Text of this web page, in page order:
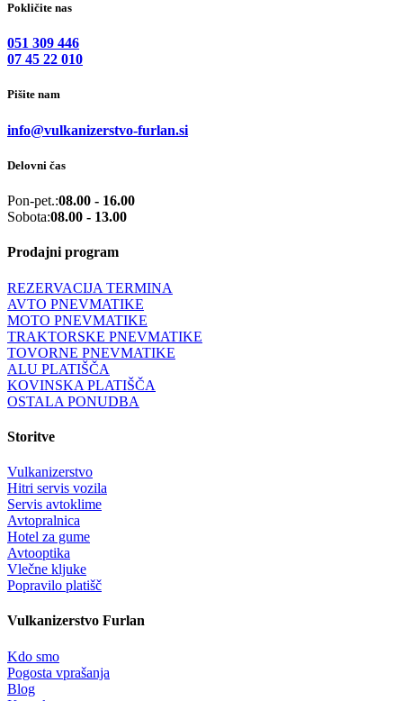
Pokličite nas
051 309 446
07 45 22 010
Pišite nam
info@vulkanizerstvo-furlan.si
Delovni čas
Pon-pet.:08.00 - 16.00
Sobota:08.00 - 13.00
Prodajni program
REZERVACIJA TERMINA
AVTO PNEVMATIKE
MOTO PNEVMATIKE
TRAKTORSKE PNEVMATIKE
TOVORNE PNEVMATIKE
ALU PLATIŠČA
KOVINSKA PLATIŠČA
OSTALA PONUDBA
Storitve
Vulkanizerstvo
Hitri servis vozila
Servis avtoklime
Avtopralnica
Hotel za gume
Avtooptika
Vlečne kljuke
Popravilo platišč
Vulkanizerstvo Furlan
Kdo smo
Pogosta vprašanja
Blog